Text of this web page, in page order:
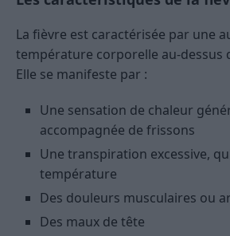
La fièvre est caractérisée par une
température corporelle au-dessus
Elle se manifeste par :
Une sensation de chaleur
accompagnée de frissons
Une transpiration excessive,
température
Des douleurs musculaires ou
Des maux de tête